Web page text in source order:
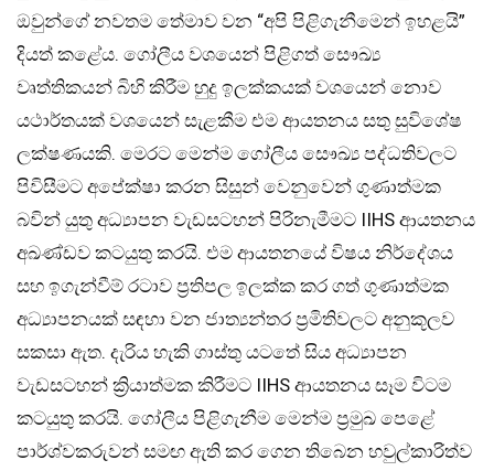
ඔවුන්ගේ නවතම තේමාව වන “අපි පිළිගැනීමෙන් ඉහළයි”
දියත් කළේය. ගෝලීය වශයෙන් පිළිගත් සෞඛ්‍ය
වෘත්තිකයන් බිහි කිරීම හුදු ඉලක්කයක් වශයෙන් නොව
යථාර්තයක් වශයෙන් සැළකීම එම ආයතනය සතු සුවිශේෂ
ලක්ෂණයකි. මෙරට මෙන්ම ගෝලීය සෞඛ්‍ය පද්ධතිවලට
පිවිසීමට අපේක්ෂා කරන සිසුන් වෙනුවෙන් ගුණාත්මක
බවින් යුතු අධ්‍යාපන වැඩසටහන් පිරිනැමීමට IIHS ආයතනය
අඛණ්ඩව කටයුතු කරයි. එම ආයතනයේ විෂය නිර්දේශය
සහ ඉගැන්වීම් රටාව ප්‍රතිපල ඉලක්ක කර ගත් ගුණාත්මක
අධ්‍යාපනයක් සඳහා වන ජාත්‍යන්තර ප්‍රමිතිවලට අනුකූලව
සකසා ඇත. දැරිය හැකි ගාස්තු යටතේ සිය අධ්‍යාපන
වැඩසටහන් ක්‍රියාත්මක කිරීමට IIHS ආයතනය සෑම විටම
කටයුතු කරයි. ගෝලීය පිළිගැනීම මෙන්ම ප්‍රමුඛ පෙළේ
පාර්ශ්වකරුවන් සමඟ ඇති කර ගෙන තිබෙන හවුල්කාරිත්ව